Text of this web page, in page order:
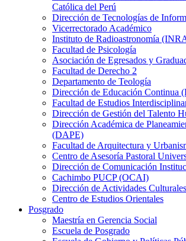
Católica del Perú
Dirección de Tecnologías de
Vicerrectorado Académico
Instituto de Radioastronomía
Facultad de Psicología
Asociación de Egresados y
Facultad de Derecho 2
Departamento de Teología
Dirección de Educación Continua
Facultad de Estudios
Dirección de Gestión del Talento
Dirección Académica de
(DAPE)
Facultad de Arquitectura y
Centro de Asesoría Pastoral
Dirección de Comunicación
Cachimbo PUCP (OCAI)
Dirección de Actividades Culturales
Centro de Estudios Orientales
Posgrado
Maestría en Gerencia Social
Escuela de Posgrado